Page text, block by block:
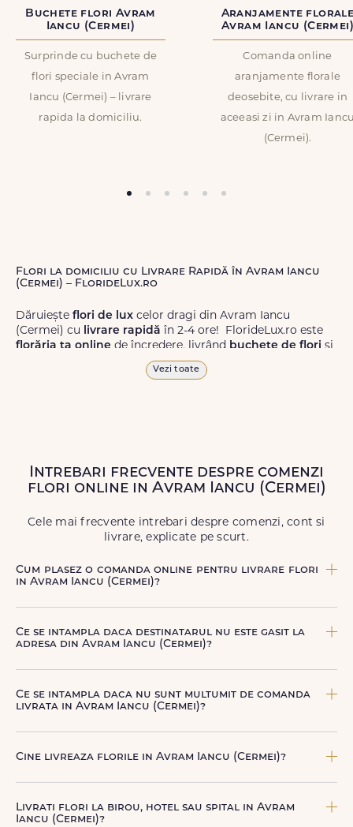
Buchete flori Avram
Iancu (Cermei)
Surprinde cu buchete de
flori speciale in Avram
Iancu (Cermei) – livrare
rapida la domiciliu.
Aranjamente
Avram Iancu (Cermei)
Comanda online
aranjamente florale
deosebite, cu livrare in
aceeasi zi in Avram
(Cermei).
Flori la domiciliu cu Livrare Rapidă în Avram Iancu
(Cermei) – FlorideLux.ro
Dăruiește flori de lux celor dragi din Avram Iancu
(Cermei) cu livrare rapidă în 2-4 ore! FlorideLux.ro este
florăria ta online de încredere, livrând buchete de flori și
de calitate superioară în Avram
Iancu (Cermei) și în toată România.
Livrăm buchete de flori chiar și în weekend , pentru ca tu
Vezi toate
Intrebari frecvente despre comenzi
flori online in Avram Iancu (Cermei)
Cele mai frecvente intrebari despre comenzi, cont si
livrare, explicate pe scurt.
Cum plasez o comanda online pentru livrare flori
in Avram Iancu (Cermei)?
produsul dorit, data si intervalul de livrare si adresa din
Avram Iancu (Cermei). sau poti plasa comanda telefonic,
Ce se intampla daca destinatarul nu este gasit la
adresa din Avram Iancu (Cermei)?
numarul de telefon oferit. Daca nu poate preda comanda,
te contactam pentru o solutie rapida (reprogramare sau
Ce se intampla daca nu sunt multumit de comanda
livrata in Avram Iancu (Cermei)?
astfel incat poti comanda fara griji.
Cine livreaza florile in Avram Iancu (Cermei)?
parteneri de incredere, pentru a asigura manipulare
corecta, punctualitate si o experienta premium la livrare.
Livrati flori la birou, hotel sau spital in Avram
Iancu (Cermei)?